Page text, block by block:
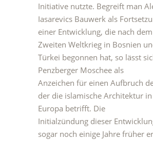
Initiative nutzte. Begreift man
Iasarevics Bauwerk als
einer Entwicklung, die nach dem
Zweiten Weltkrieg in Bosnien
Türkei begonnen hat, so lässt
Penzberger Moschee als
Anzeichen für einen Aufbruch
der die islamische Architektur in
Europa betrifft. Die
Initialzündung dieser
sogar noch einige Jahre früher